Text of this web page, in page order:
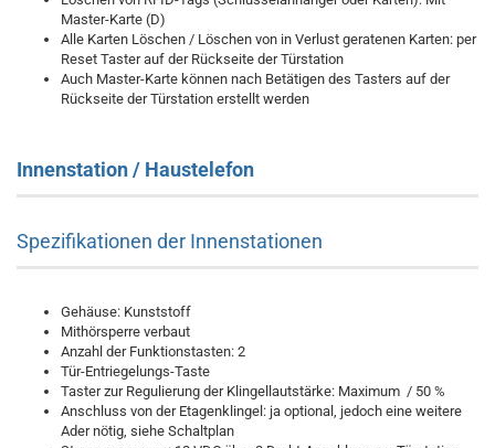
Master-Karte (D)
Alle Karten Löschen / Löschen von in Verlust geratenen Karten: per
Reset Taster auf der Rückseite der Türstation
Auch Master-Karte können nach Betätigen des Tasters auf der
Rückseite der Türstation erstellt werden
Innenstation / Haustelefon
Spezifikationen der Innenstationen
Gehäuse: Kunststoff
Mithörsperre verbaut
Anzahl der Funktionstasten: 2
Tür-Entriegelungs-Taste
Taster zur Regulierung der Klingellautstärke: Maximum / 50 %
Anschluss von der Etagenklingel: ja optional, jedoch eine weitere
Ader nötig, siehe Schaltplan